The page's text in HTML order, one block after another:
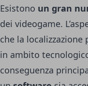
Esistono un gran
dei videogame.
che la
in ambito
conseguenza